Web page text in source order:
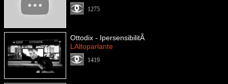
1275
Ottodix - IpersensibilitÃ
LAltoparlante
1419